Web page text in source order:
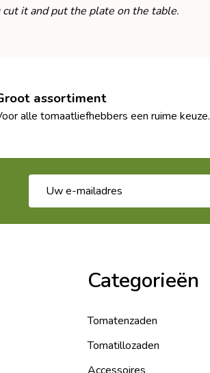
it and put the plate on the table.
assortiment
alle tomaatliefhebbers een ruime keuze.
mailadres
Categorieën
Tomatenzaden
Tomatillozaden